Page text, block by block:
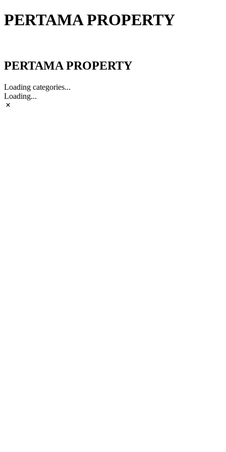
PERTAMA PROPERTY
PERTAMA PROPERTY
Loading categories...
Loading...